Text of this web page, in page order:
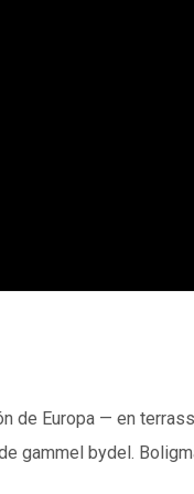
de Europa — en
gammel bydel.